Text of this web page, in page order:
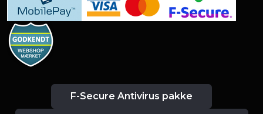
F-Secure Antivirus pakke